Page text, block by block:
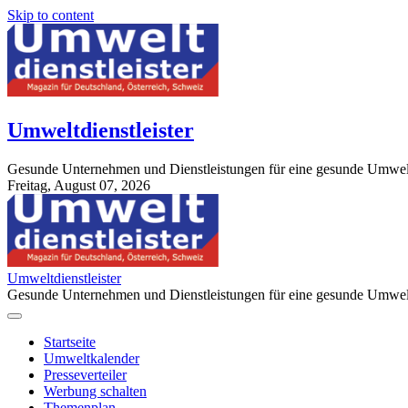
Skip to content
Umweltdienstleister
Gesunde Unternehmen und Dienstleistungen für eine gesunde
Freitag, August 07, 2026
StuttgartApotheke.com
Umweltdienstleister
Gesunde Unternehmen und Dienstleistungen für eine gesunde
Startseite
Umweltkalender
Presseverteiler
Werbung schalten